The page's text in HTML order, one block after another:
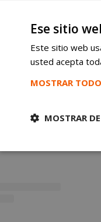
Ese sitio
Este sitio web
usted acepta
MOSTRAR
MOSTRAR
Cookies